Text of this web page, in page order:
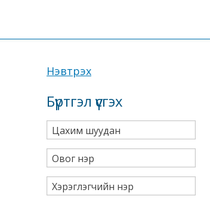
Нэвтрэх
Бүртгэл үүсгэх
Цахим шуудан
Овог нэр
Хэрэглэгчийн нэр